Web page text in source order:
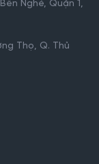
Nghé, Quận 1,
Thọ, Q. Thủ